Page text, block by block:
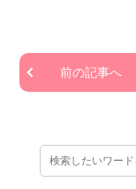
前の記事へ